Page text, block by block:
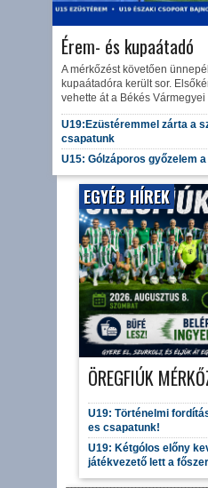
Érem- és kupaátadó
A mérkőzést követően
kupaátadóra került sor.
vehette át a Békés
U19:Ezüstéremmel zárta a
csapatunk
U15: Gólzáporos győzelem
EGYÉB HÍREK
ÖREGFIÚK
U19: Történelmi
es csapatunk!
U19: Kétgólos előny
játékvezető lett a